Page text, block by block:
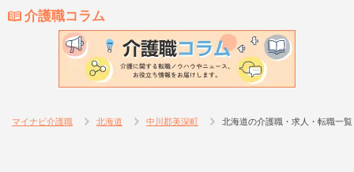
介護職コラム
マイナビ介護職 北海道 中川郡美深町 北海道の介護職・求人・転職一覧